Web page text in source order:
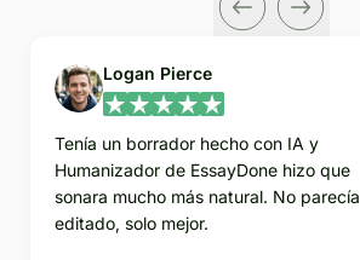
Logan Pierce
Tenía un borrador hecho con IA y
Humanizador de EssayDone hizo que
sonara mucho más natural. No parecía
editado, solo mejor.